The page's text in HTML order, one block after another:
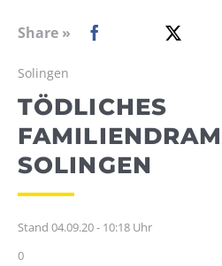
WEBRADIO
Share »
Solingen
TÖDLICHES
SOLINGEN
Stand 04.09.20 - 10:18 Uhr
0